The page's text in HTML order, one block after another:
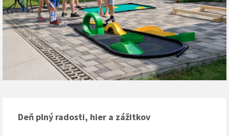
Deň plný radosti, hier a zážitkov